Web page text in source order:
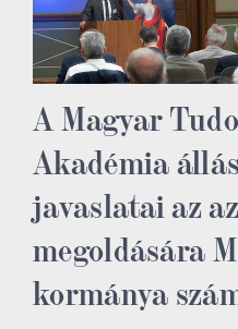
A Magyar
Akadémia
javaslatai az
megoldására
kormánya